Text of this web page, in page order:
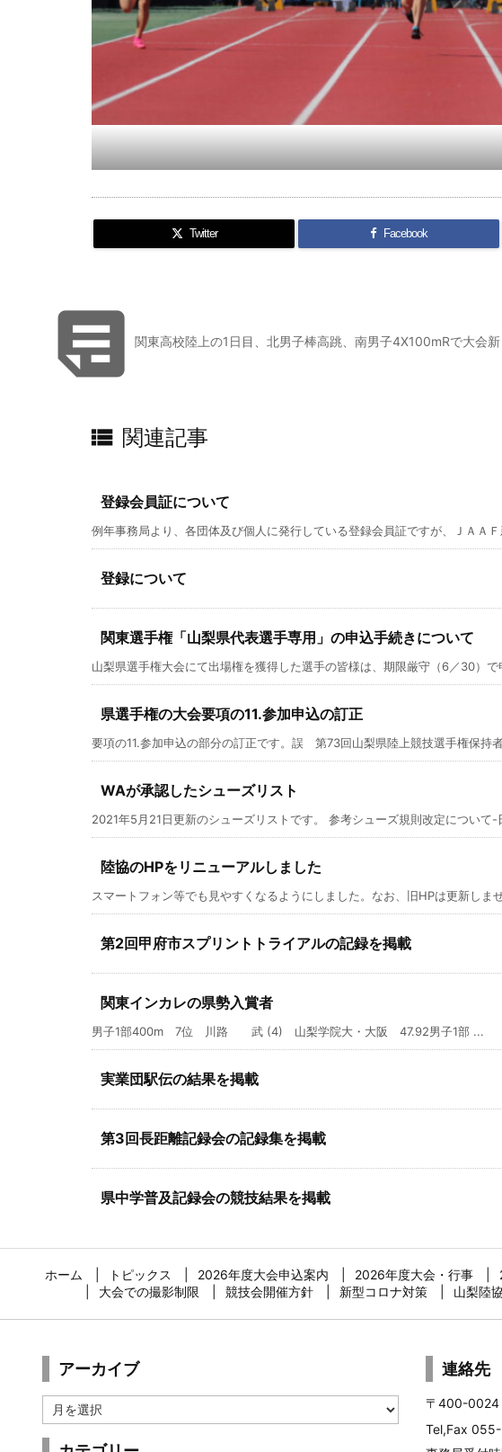
Twitter Facebook
関東高校陸上の1日目、北男子棒高跳、南男子4X100mRで大会新
 関連記事
登録会員証について
例年事務局より、各団体及び個人に発行している登録会員証ですが、ＪＡＡ
登録について
関東選手権「山梨県代表選手専用」の申込手続きについて
山梨県選手権大会にて出場権を獲得した選手の皆様は、期限厳守（6／30）
県選手権の大会要項の11.参加申込の訂正
要項の11.参加申込の部分の訂正です。誤 第73回山梨県陸上競技選手権保持
WAが承認したシューズリスト
2021年5月21日更新のシューズリストです。 参考シューズ規則改定について-
陸協のHPをリニューアルしました
スマートフォン等でも見やすくなるようにしました。なお、旧HPは更新しませ
第2回甲府市スプリントトライアルの記録を掲載
関東インカレの県勢入賞者
男子1部400m 7位 川路 武 (4) 山梨学院大・大阪 47.92男子1部 ...
実業団駅伝の結果を掲載
第3回長距離記録会の記録集を掲載
県中学普及記録会の競技結果を掲載
ホーム トピックス 2026年度大会申込案内 2026年度大会・行事
大会での撮影制限
競技会開催方針 新型コロナ対策 山梨陸
アーカイブ
ー
カ
連絡先
〒400-
Tel,Fax